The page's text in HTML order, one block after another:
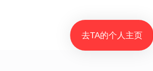
去TA的个人主页